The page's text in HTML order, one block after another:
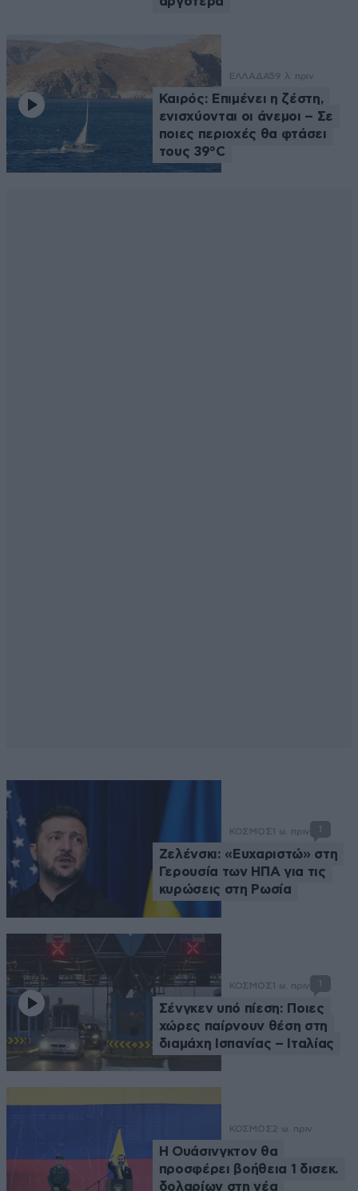
ΕΛΛΑΔΑ59 λ. πριν
Καιρός: Επιμένει η ζέστη,
ενισχύονται οι άνεμοι – Σε
ποιες περιοχές θα φτάσει
τους 39°C
ΚΟΣΜΟΣ 1 ω. πριν
Ζελένσκι: «Ευχαριστώ» στη
Γερουσία των ΗΠΑ για τις
κυρώσεις στη Ρωσία
ΚΟΣΜΟΣ 1 ω. πριν 1
Σένγκεν υπό πίεση: Ποιες
χώρες παίρνουν θέση στη
διαμάχη Ισπανίας – Ιταλίας
ΚΟΣΜΟΣ2 ω. πριν
Η Ουάσινγκτον θα
προσφέρει βοήθεια 1 δισεκ.
δολαρίων στη νέα